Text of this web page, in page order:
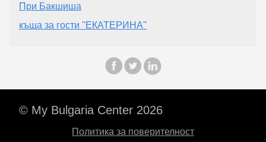
При Бакшиша
къща за гости ''ЕКАТЕРИНА''
© My Bulgaria Center 2026
Политика за поверителност